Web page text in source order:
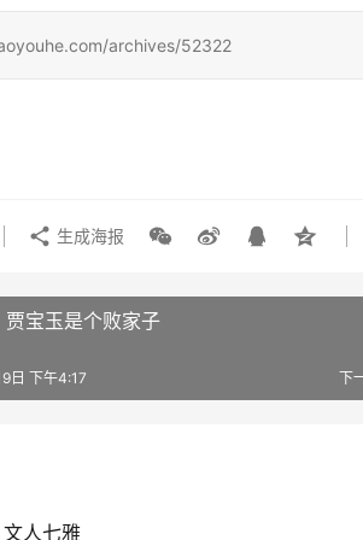
archives/52322
生成海报
贾宝玉是个败家子
下
日 下午4:17
文人七雅